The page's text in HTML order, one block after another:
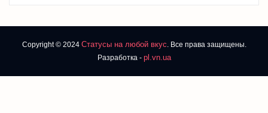
Copyright © 2024 Статусы на любой вкус. Все права защищены.
Разработка - pl.vn.ua